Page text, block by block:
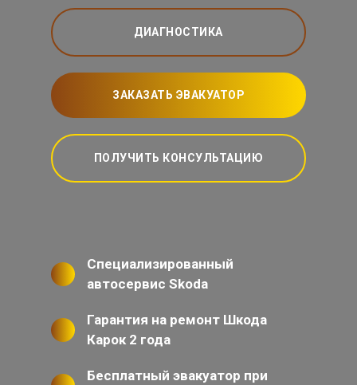
ДИАГНОСТИКА
ЗАКАЗАТЬ ЭВАКУАТОР
ПОЛУЧИТЬ КОНСУЛЬТАЦИЮ
Специализированный
автосервис Skoda
Гарантия на ремонт Шкода
Карок 2 года
Бесплатный эвакуатор при